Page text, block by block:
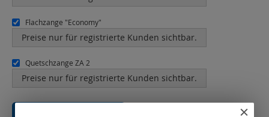
Flachzange "Economy"
Preise nur für registrierte Kunden sichtbar.
Quetschzange ZA 2
Preise nur für registrierte Kunden sichtbar.